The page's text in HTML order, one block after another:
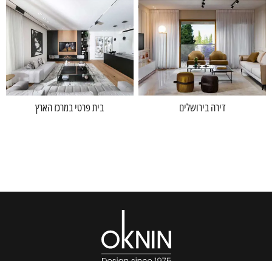
דירה בירושלים בית פרטי במרכז הארץ